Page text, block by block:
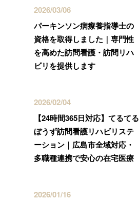
2026/03/06
パーキンソン病療養指導士の
資格を取得しました｜専門性
を高めた訪問看護・訪問リハ
ビリを提供します
2026/02/04
【24時間365日対応】てるてる
ぼうず訪問看護リハビリステ
ーション｜広島市全域対応・
多職種連携で安心の在宅医療
2026/01/16